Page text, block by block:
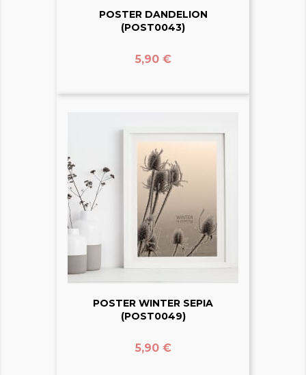
POSTER DANDELION
(POST0043)
Prix
5,90 €
POSTER WINTER SEPIA
(POST0049)
Prix
5,90 €